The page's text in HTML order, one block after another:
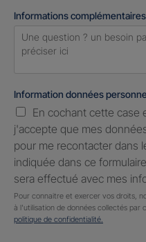
Informations
Information données
En cochant cette case
j'accepte que mes
pour me recontacter dans
indiquée dans ce
sera effectué avec mes
Pour connaitre et exercer vos droits,
à l'utilisation de données collectés par
politique de confidentialité.